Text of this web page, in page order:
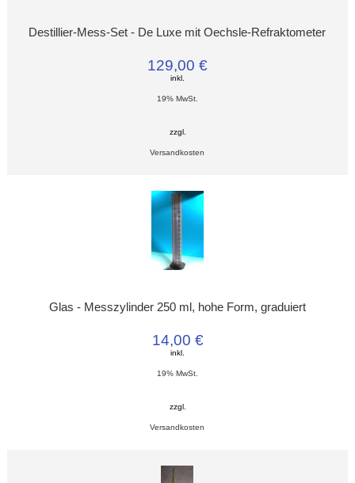
Destillier-Mess-Set - De Luxe mit Oechsle-Refraktometer
129,00 €
inkl.
19% MwSt.
zzgl.
Versandkosten
Glas - Messzylinder 250 ml, hohe Form, graduiert
14,00 €
inkl.
19% MwSt.
zzgl.
Versandkosten